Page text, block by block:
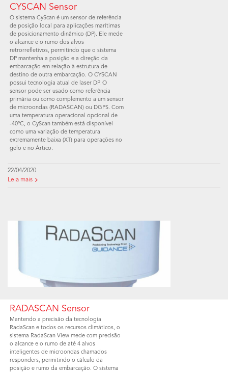
CYSCAN Sensor
O sistema CyScan é um sensor de referência
de posição local para aplicações marítimas
de posicionamento dinâmico (DP). Ele mede
o alcance e o rumo dos alvos
retrorrefletivos, permitindo que o sistema
DP mantenha a posição e a direção da
embarcação em relação à estrutura de
destino de outra embarcação. O CYSCAN
possui tecnologia atual de laser DP. O
sensor pode ser usado como referência
primária ou como complemento a um sensor
de microondas (RADASCAN) ou DGPS. Com
uma temperatura operacional opcional de
-40ºC, o CyScan também está disponível
como uma variação de temperatura
extremamente baixa (XT) para operações no
gelo e no Ártico.
22/04/2020
Leia mais
RADASCAN Sensor
Mantendo a precisão da tecnologia
RadaScan e todos os recursos climáticos, o
sistema RadaScan View mede com precisão
o alcance e o rumo de até 4 alvos
inteligentes de microondas chamados
responders, permitindo o cálculo da
posição e rumo da embarcação. O sistema